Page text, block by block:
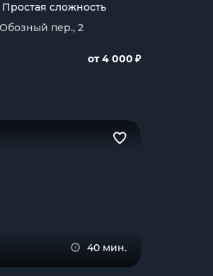
Простая сложность
пер., 2
от 4 000 ₽
40 мин.